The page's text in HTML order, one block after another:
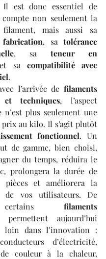
Il est donc essentiel de
non seulement la
, sa tolérance
, sa teneur en
sa compatibilité avec
.
l’arrivée de filaments
et techniques, l’aspect
n’est plus seulement une
au kilo. Il s’agit plutôt
fonctionnel. Un
de gamme, bien choisi,
du temps, réduira le
prolongera la durée de
et améliorera la
de vos utilisateurs. De
filaments
permettent aujourd’hui
loin dans l’innovation :
d’électricité,
couleur à la chaleur,